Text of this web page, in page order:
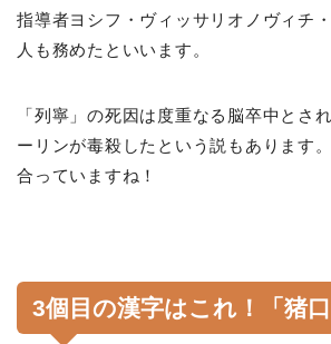
指導者ヨシフ・ヴィッサリオノヴィチ・
人も務めたといいます。
「列寧」の死因は度重なる脳卒中とさ
ーリンが毒殺したという説もあります
合っていますね！
3個目の漢字はこれ！「猪口